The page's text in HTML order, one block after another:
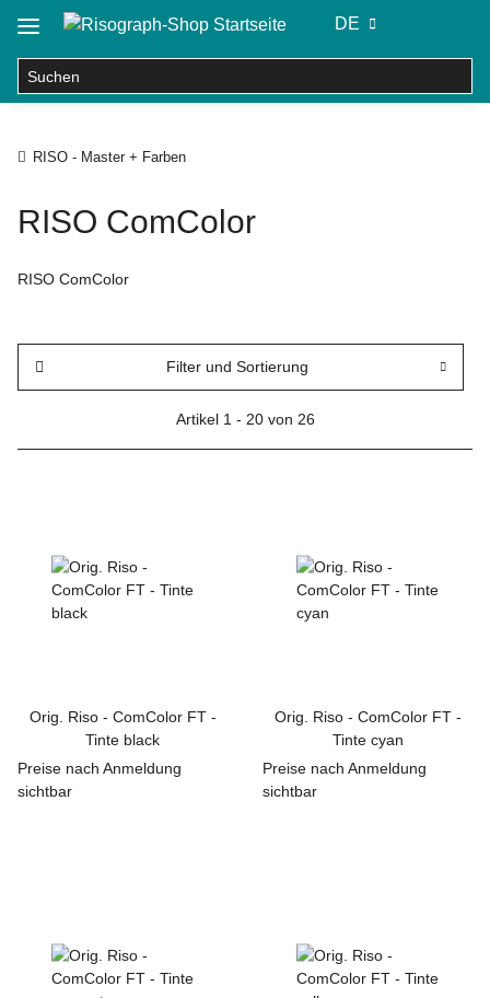
DE
RISO - Master + Farben
RISO ComColor
RISO ComColor
Filter und Sortierung
Artikel 1 - 20 von 26
Orig. Riso - ComColor FT -
Tinte black
Preise nach Anmeldung
sichtbar
Orig. Riso - ComColor FT -
Tinte cyan
Preise nach Anmeldung
sichtbar